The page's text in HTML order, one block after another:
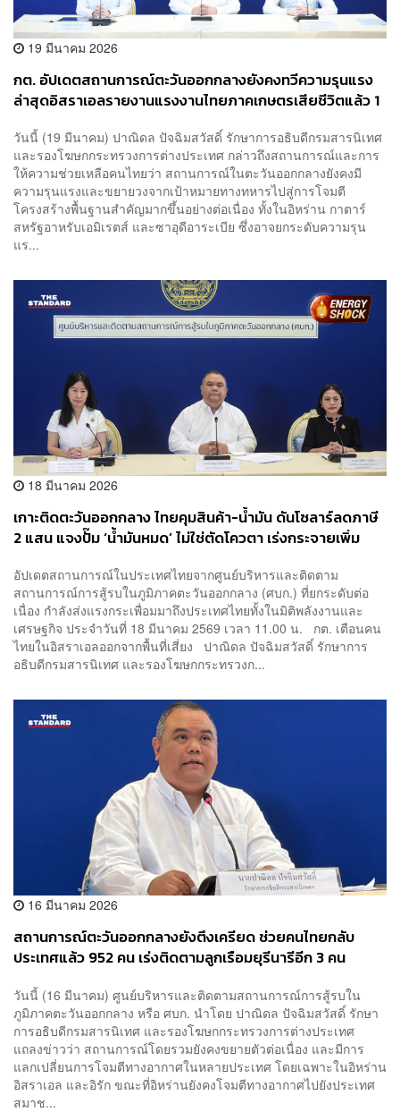
19 มีนาคม 2026
กต. อัปเดตสถานการณ์ตะวันออกกลางยังคงทวีความรุนแรง
ล่าสุดอิสราเอลรายงานแรงงานไทยภาคเกษตรเสียชีวิตแล้ว 1
วันนี้ (19 มีนาคม) ปาณิดล ปัจฉิมสวัสดิ์ รักษาการอธิบดีกรมสารนิเทศ
และรองโฆษกกระทรวงการต่างประเทศ กล่าวถึงสถานการณ์และการ
ให้ความช่วยเหลือคนไทยว่า สถานการณ์ในตะวันออกกลางยังคงมี
ความรุนแรงและขยายวงจากเป้าหมายทางทหารไปสู่การโจมตี
โครงสร้างพื้นฐานสำคัญมากขึ้นอย่างต่อเนื่อง ทั้งในอิหร่าน กาตาร์
สหรัฐอาหรับเอมิเรตส์ และซาอุดีอาระเบีย ซึ่งอาจยกระดับความรุน
แร...
18 มีนาคม 2026
เกาะติดตะวันออกกลาง ไทยคุมสินค้า-น้ำมัน ดันโซลาร์ลดภาษี
2 แสน แจงปั๊ม ‘น้ำมันหมด’ ไม่ใช่ตัดโควตา เร่งกระจายเพิ่ม
อัปเดตสถานการณ์ในประเทศไทยจากศูนย์บริหารและติดตาม
สถานการณ์การสู้รบในภูมิภาคตะวันออกกลาง (ศบก.) ที่ยกระดับต่อ
เนื่อง กำลังส่งแรงกระเพื่อมมาถึงประเทศไทยทั้งในมิติพลังงานและ
เศรษฐกิจ ประจำวันที่ 18 มีนาคม 2569 เวลา 11.00 น. กต. เตือนคน
ไทยในอิสราเอลออกจากพื้นที่เสี่ยง ปาณิดล ปัจฉิมสวัสดิ์ รักษาการ
อธิบดีกรมสารนิเทศ และรองโฆษกกระทรวงก...
16 มีนาคม 2026
สถานการณ์ตะวันออกกลางยังตึงเครียด ช่วยคนไทยกลับ
ประเทศแล้ว 952 คน เร่งติดตามลูกเรือมยุรีนารีอีก 3 คน
วันนี้ (16 มีนาคม) ศูนย์บริหารและติดตามสถานการณ์การสู้รบใน
ภูมิภาคตะวันออกกลาง หรือ ศบก. นำโดย ปาณิดล ปัจฉิมสวัสดิ์ รักษา
การอธิบดีกรมสารนิเทศ และรองโฆษกกระทรวงการต่างประเทศ
แถลงข่าวว่า สถานการณ์โดยรวมยังคงขยายตัวต่อเนื่อง และมีการ
แลกเปลี่ยนการโจมตีทางอากาศในหลายประเทศ โดยเฉพาะในอิหร่าน
อิสราเอล และอิรัก ขณะที่อิหร่านยังคงโจมตีทางอากาศไปยังประเทศ
สมาช...